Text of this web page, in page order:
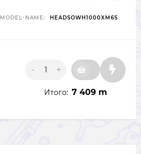
MODEL-NAME: HEADSOWH1000XM6S
- +
Итого: 7 409 m